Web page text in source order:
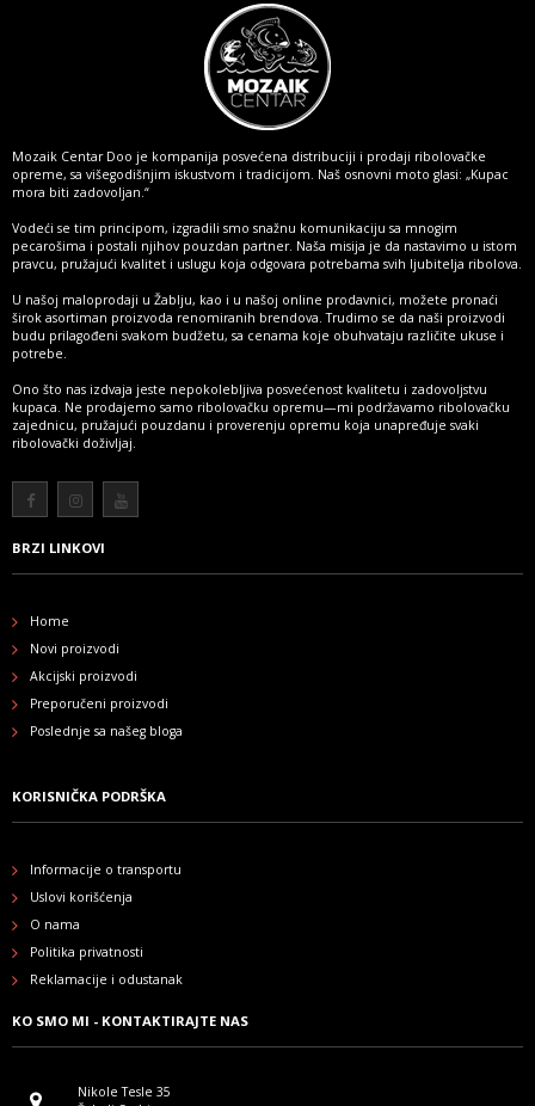
Mozaik Centar Doo je kompanija posvećena distribuciji i prodaji ribolovačke
opreme, sa višegodišnjim iskustvom i tradicijom. Naš osnovni moto glasi: „Kupac
mora biti zadovoljan.“
Vodeći se tim principom, izgradili smo snažnu komunikaciju sa mnogim
pecarošima i postali njihov pouzdan partner. Naša misija je da nastavimo u istom
pravcu, pružajući kvalitet i uslugu koja odgovara potrebama svih ljubitelja ribolova.
U našoj maloprodaji u Žablju, kao i u našoj online prodavnici, možete pronaći
širok asortiman proizvoda renomiranih brendova. Trudimo se da naši proizvodi
budu prilagođeni svakom budžetu, sa cenama koje obuhvataju različite ukuse i
potrebe.
Ono što nas izdvaja jeste nepokolebljiva posvećenost kvalitetu i zadovoljstvu
kupaca. Ne prodajemo samo ribolovačku opremu—mi podržavamo ribolovačku
zajednicu, pružajući pouzdanu i proverenju opremu koja unapređuje svaki
ribolovački doživljaj.
BRZI LINKOVI
Home
Novi proizvodi
Akcijski proizvodi
Preporučeni proizvodi
Poslednje sa našeg bloga
KORISNIČKA PODRŠKA
Informacije o transportu
Uslovi korišćenja
O nama
Politika privatnosti
Reklamacije i odustanak
KO SMO MI - KONTAKTIRAJTE NAS
Nikole Tesle 35